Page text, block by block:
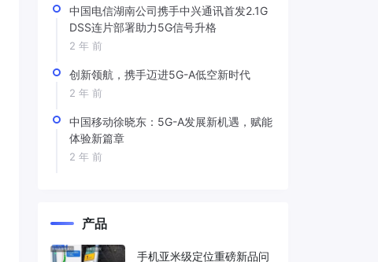
中国电信湖南公司携手中兴通讯首发2.1G
DSS连片部署助力5G信号升格
2 年 前
创新领航，携手迈进5G-A低空新时代
2 年 前
中国移动徐晓东：5G-A发展新机遇，赋能
体验新篇章
2 年 前
产品
手机亚米级定位重磅新品问